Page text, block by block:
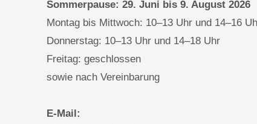
Sommerpause: 29. Juni bis 9. August 2026
Montag bis Mittwoch: 10–13 Uhr und 14–16
Donnerstag: 10–13 Uhr und 14–18 Uhr
Freitag: geschlossen
sowie nach Vereinbarung
E-Mail: